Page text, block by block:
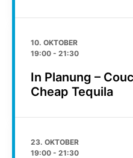
10. OKTOBER
19:00 - 21:30
In Planung –
Cheap Tequila
23. OKTOBER
19:00 - 21:30